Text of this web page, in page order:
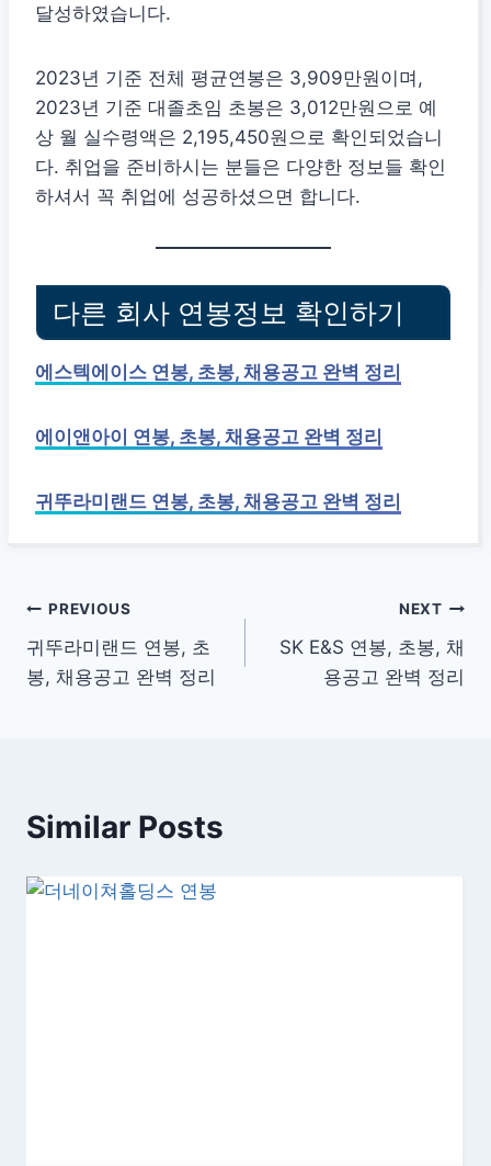
달성하였습니다.
2023년 기준 전체 평균연봉은 3,909만원이며,
2023년 기준 대졸초임 초봉은 3,012만원으로 예
상 월 실수령액은 2,195,450원으로 확인되었습니
다. 취업을 준비하시는 분들은 다양한 정보들 확인
하셔서 꼭 취업에 성공하셨으면 합니다.
다른 회사 연봉정보 확인하기
에스텍에이스 연봉, 초봉, 채용공고 완벽 정리
에이앤아이 연봉, 초봉, 채용공고 완벽 정리
귀뚜라미랜드 연봉, 초봉, 채용공고 완벽 정리
글
탐
PREVIOUS
귀뚜라미랜드 연봉, 초
봉, 채용공고 완벽 정리
NEXT
SK E&S 연봉, 초봉, 채
용공고 완벽 정리
Similar Posts